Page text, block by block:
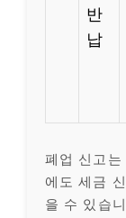
반
납
폐업 신고
에도 세금
을 수 있습